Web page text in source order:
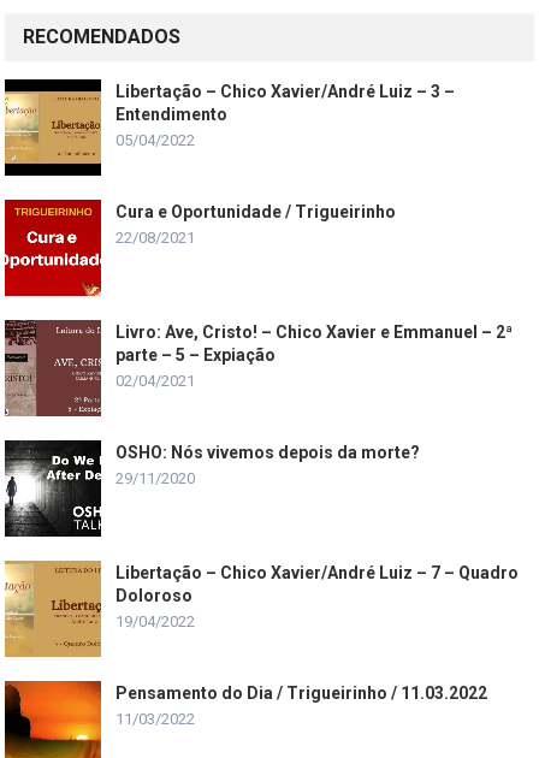
RECOMENDADOS
Libertação – Chico Xavier/André Luiz – 3 –
Entendimento
05/04/2022
Cura e Oportunidade / Trigueirinho
22/08/2021
Livro: Ave, Cristo! – Chico Xavier e Emmanuel – 2ª
parte – 5 – Expiação
02/04/2021
OSHO: Nós vivemos depois da morte?
29/11/2020
Libertação – Chico Xavier/André Luiz – 7 – Quadro
Doloroso
19/04/2022
Pensamento do Dia / Trigueirinho / 11.03.2022
11/03/2022